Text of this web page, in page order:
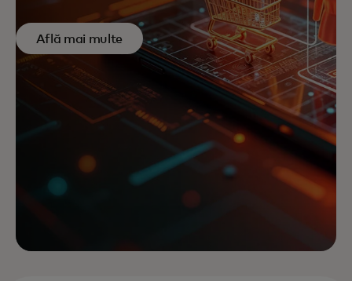
Află mai multe